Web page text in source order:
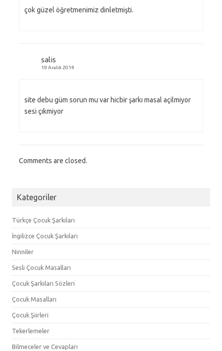
çok güzel öğretmenimiz dinletmişti.
salis
19 Aralık 2014
site debu güm sorun mu var hicbir şarkı masal açilmiyor
sesi çıkmiyor
Comments are closed.
Kategoriler
Türkçe Çocuk Şarkıları
İngilizce Çocuk Şarkıları
Ninniler
Sesli Çocuk Masalları
Çocuk Şarkıları Sözleri
Çocuk Masalları
Çocuk Şiirleri
Tekerlemeler
Bilmeceler ve Cevapları